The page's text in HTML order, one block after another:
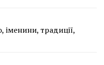
іменини, традиції,